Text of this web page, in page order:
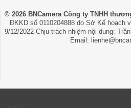
© 2026 BNCamera Công ty TNHH
ĐKKD số 0110204888 do Sở Kế hoạch
9/12/2022 Chịu trách nhiệm nội dung:
Email: